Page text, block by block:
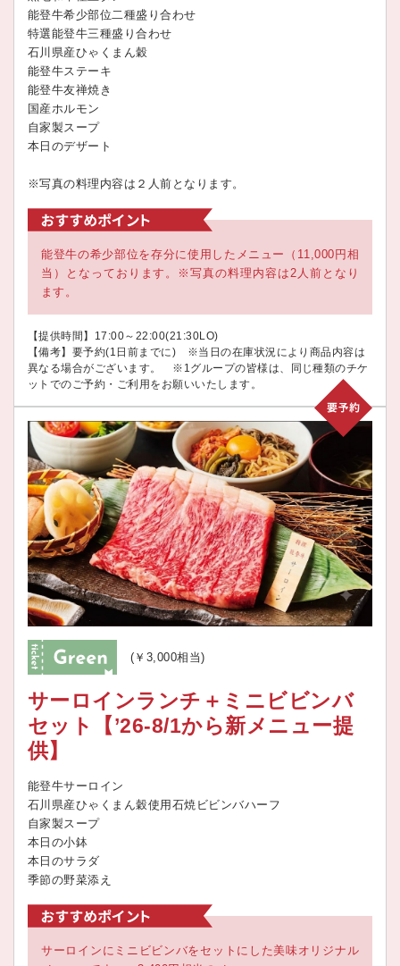
能登牛希少部位二種盛り合わせ
特選能登牛三種盛り合わせ
石川県産ひゃくまん穀
能登牛ステーキ
能登牛友禅焼き
国産ホルモン
自家製スープ
本日のデザート
※写真の料理内容は２人前となります。
能登牛の希少部位を存分に使用したメニュー（11,000円相
当）となっております。※写真の料理内容は2人前となり
ます。
【提供時間】17:00～22:00(21:30LO)
【備考】要予約(1日前までに) ※当日の在庫状況により商品内容は
異なる場合がございます。 ※1グループの皆様は、同じ種類のチケ
ットでのご予約・ご利用をお願いいたします。
(￥3,000相当)
サーロインランチ＋ミニビビンバ
セット【’26-8/1から新メニュー提
供】
能登牛サーロイン
石川県産ひゃくまん穀使用石焼ビビンバハーフ
自家製スープ
本日の小鉢
本日のサラダ
季節の野菜添え
サーロインにミニビビンバをセットにした美味オリジナル